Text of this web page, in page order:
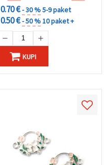
0.70 €- 30 %5-9 paket
0.50 €- 50 %10 paket +
KUPI